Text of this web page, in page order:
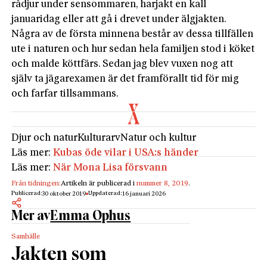
rådjur under sensommaren, harjakt en kall
januaridag eller att gå i drevet under älgjakten.
Några av de första minnena består av dessa tillfällen
ute i naturen och hur sedan hela familjen stod i köket
och malde köttfärs. Sedan jag blev vuxen nog att
själv ta jägarexamen är det framförallt tid för mig
och farfar tillsammans.
Djur och naturKulturarvNatur och kultur
Läs mer:Kubas öde vilar i USA:s händer
Läs mer:När Mona Lisa försvann
Från tidningen:Artikeln är publicerad inummer 8, 2019.
Publicerad:30 oktober 2019 Uppdaterad:16 januari 2026
Mer avEmma Ophus
Samhälle
Jakten som